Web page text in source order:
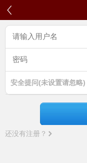
安全提问(未设置请忽略)
还没有注册？